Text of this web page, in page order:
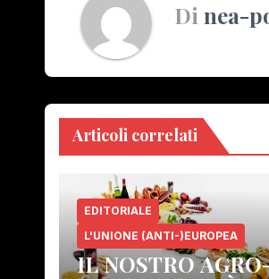
Di nea-
Articoli correlati
EDITORIALE
L'UNIONE (ANTI-)EUROPEA
IL NOSTRO